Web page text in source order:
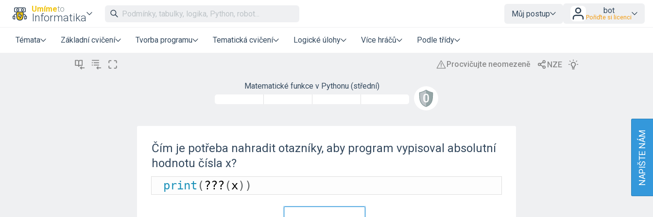
Umímeto
Informatika Můj postup bot
Pořiďte si licenci
Témata Základní cvičení Tvorba programu Tematická cvičení Logické úlohy Více hráčů Podle třídy
Matematické funkce v Pythonu (střední)
Čím je potřeba nahradit otazníky, aby program vypisoval absolutní
hodnotu čísla x?
print ( ??? (x) )
NAPIŠTE NÁM